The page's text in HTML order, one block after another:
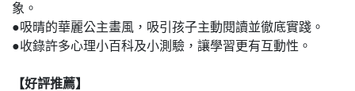
象。
●吸晴的華麗公主畫風，吸引孩子主動閱讀並徹底實踐。
●收錄許多心理小百科及小測驗，讓學習更有互動性。
【好評推薦】